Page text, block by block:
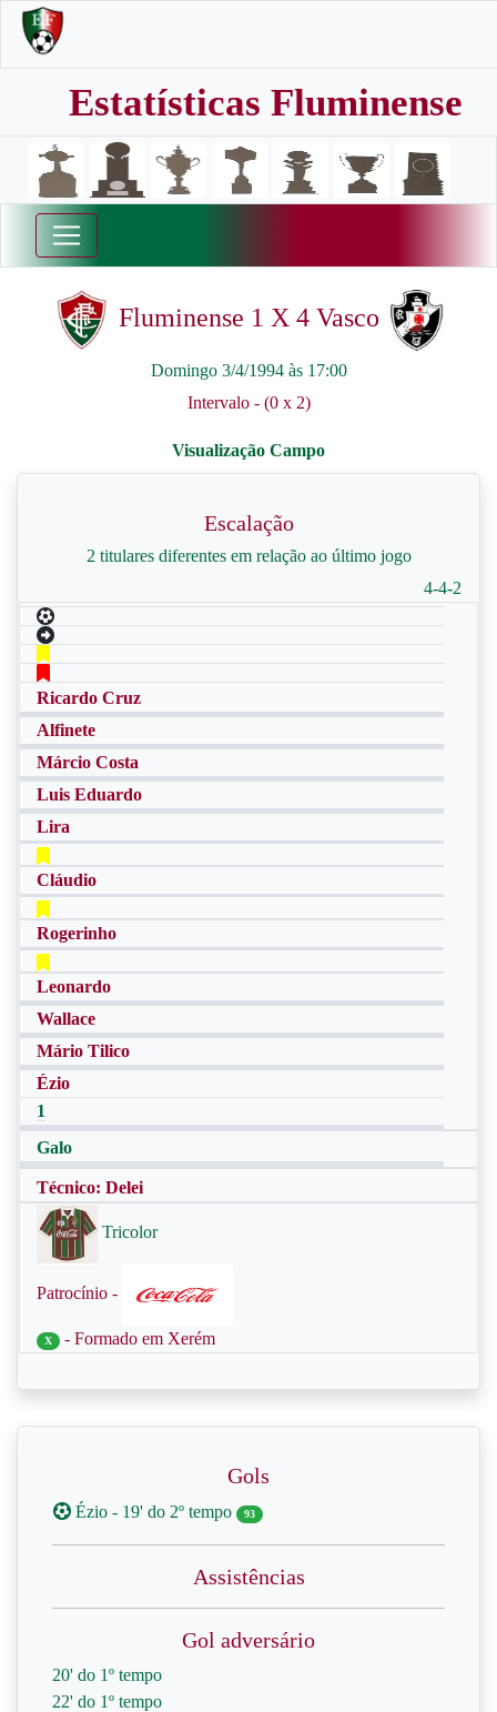
Estatísticas Fluminense
Fluminense 1 X 4 Vasco
Domingo 3/4/1994 às 17:00
Intervalo - (0 x 2)
Escalação
2 titulares diferentes em relação ao último jogo
4-4-2
Ricardo Cruz
Alfinete
Márcio Costa
Luis Eduardo
Lira
Cláudio
Rogerinho
Leonardo
Wallace
Mário Tilico
Ézio
1
Galo
Técnico: Delei
Tricolor
Patrocínio -
X - Formado em Xerém
Gols
Ézio - 19' do 2º tempo 93
Assistências
Gol adversário
20' do 1º tempo
22' do 1º tempo